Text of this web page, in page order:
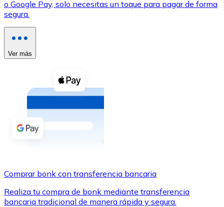
XRP
Ver todo
Compra criptomonedas con efectivo en tu tienda más
Comprar con efectivo
Transferencia SEPA
Utiliza tarjetas Visa y Mastercard para comprar
o Google Pay, solo necesitas un toque para pagar de forma
segura.
Ver más
Comprar bonk con transferencia bancaria
Realiza tu compra de bonk mediante transferencia
bancaria tradicional de manera rápida y segura.